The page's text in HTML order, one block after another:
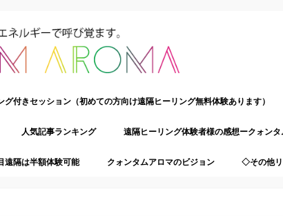
付きセッション（初めての方向け遠隔ヒーリング無料体験あります）
人気記事ランキング 遠隔ヒーリング体験者様の感想ークォン
遠隔は半額体験可能 クォンタムアロマのビジョン ◇その他